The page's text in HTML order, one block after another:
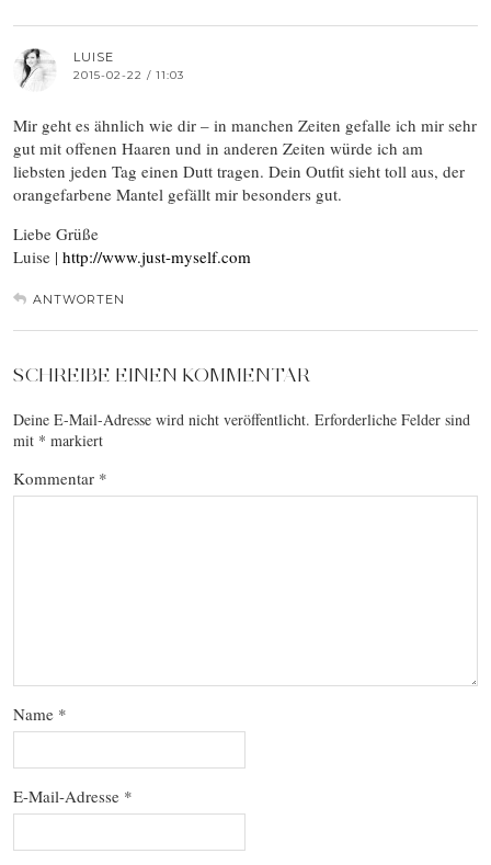
LUISE
2015-02-22 / 11:03
Mir geht es ähnlich wie dir – in manchen Zeiten gefalle ich mir sehr
gut mit offenen Haaren und in anderen Zeiten würde ich am
liebsten jeden Tag einen Dutt tragen. Dein Outfit sieht toll aus, der
orangefarbene Mantel gefällt mir besonders gut.
Liebe Grüße
Luise | http://www.just-myself.com
ANTWORTEN
SCHREIBE EINEN KOMMENTAR
Deine E-Mail-Adresse wird nicht veröffentlicht. Erforderliche Felder sind
mit * markiert
Kommentar *
Name *
E-Mail-Adresse *